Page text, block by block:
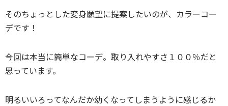
そのちょっとした変身願望に提案したいのが、カラーコー
デです！
今回は本当に簡単なコーデ。取り入れやすさ１００％だと
思っています。
明るいいろってなんだか幼くなってしまうように感じるか